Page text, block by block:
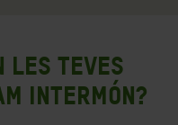
les teves
Intermón?